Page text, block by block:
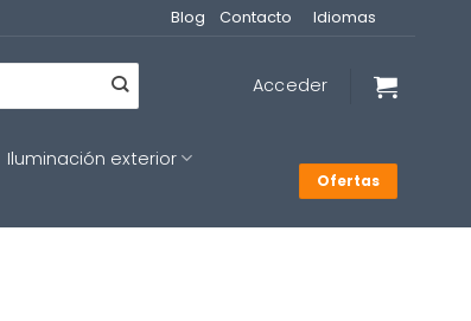
Blog Contacto Idiomas
Acceder
Iluminación exterior
Ofertas